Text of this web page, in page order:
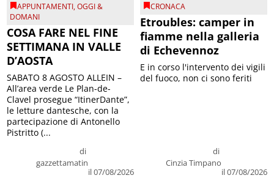
APPUNTAMENTI,OGGI &
DOMANI
COSA FARE NEL FINE
SETTIMANA IN VALLE
D’AOSTA
di
gazzettamatin
il 07/08/2026
SABATO 8 AGOSTO ALLEIN –
All’area verde Le Plan-de-
Clavel prosegue “ItinerDante”,
le letture dantesche, con la
partecipazione di Antonello
Pistritto (...
CRONACA
Etroubles: camper in
fiamme nella galleria
di Echevennoz
di
Cinzia Timpano
il 07/08/2026
E in corso l'intervento dei vigili
del fuoco, non ci sono feriti